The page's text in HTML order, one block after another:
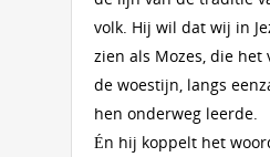
volk. Hij wil dat wij in
zien als Mozes, die het
de woestijn, langs
hen onderweg leerde.
Én hij koppelt het